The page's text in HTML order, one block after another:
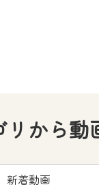
リから動
新着動画